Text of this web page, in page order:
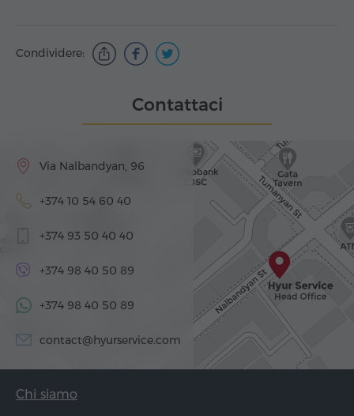
Condividere:
Contattaci
Via Nalbandyan, 96
+374 10 54 60 40
+374 93 50 40 40
+374 98 40 50 89
+374 98 40 50 89
contact@hyurservice.com
Chi siamo